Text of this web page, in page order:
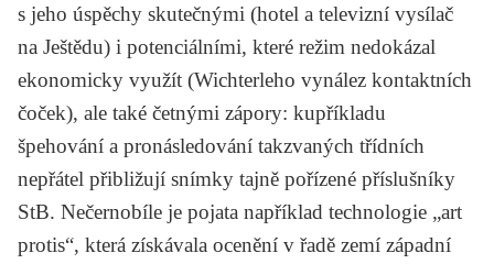
s jeho úspěchy skutečnými (hotel a televizní vysílač
na Ještědu) i potenciálními, které režim nedokázal
ekonomicky využít (Wichterleho vynález kontaktních
čoček), ale také četnými zápory: kupříkladu
špehování a pronásledování takzvaných třídních
nepřátel přibližují snímky tajně pořízené příslušníky
StB. Nečernobíle je pojata například technologie „art
protis“, která získávala ocenění v řadě zemí západní